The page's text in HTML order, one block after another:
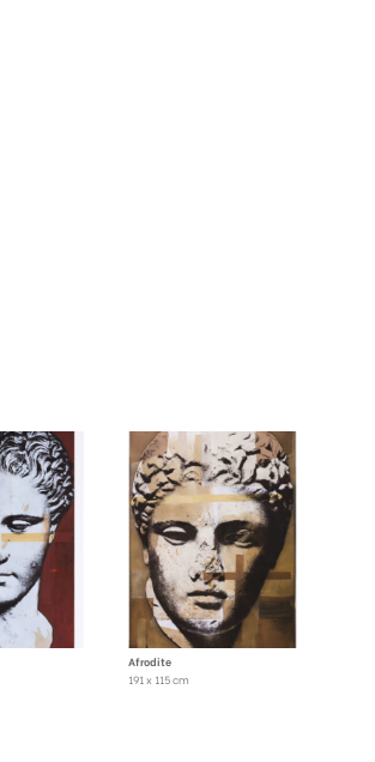
Afrodite
191 x 115 cm